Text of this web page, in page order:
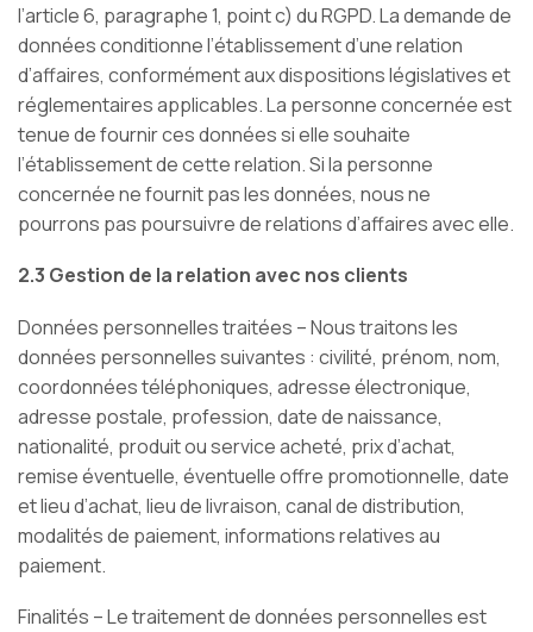
l’article 6, paragraphe 1, point c) du RGPD. La demande de
données conditionne l’établissement d’une relation
d’affaires, conformément aux dispositions législatives et
réglementaires applicables. La personne concernée est
tenue de fournir ces données si elle souhaite
l’établissement de cette relation. Si la personne
concernée ne fournit pas les données, nous ne
pourrons pas poursuivre de relations d’affaires avec elle.
2.3 Gestion de la relation avec nos clients
Données personnelles traitées – Nous traitons les
données personnelles suivantes : civilité, prénom, nom,
coordonnées téléphoniques, adresse électronique,
adresse postale, profession, date de naissance,
nationalité, produit ou service acheté, prix d’achat,
remise éventuelle, éventuelle offre promotionnelle, date
et lieu d’achat, lieu de livraison, canal de distribution,
modalités de paiement, informations relatives au
paiement.
Finalités – Le traitement de données personnelles est